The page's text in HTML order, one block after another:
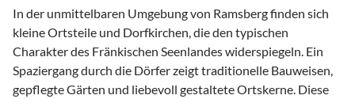
In der unmittelbaren Umgebung von Ramsberg finden sich
kleine Ortsteile und Dorfkirchen, die den typischen
Charakter des Fränkischen Seenlandes widerspiegeln. Ein
Spaziergang durch die Dörfer zeigt traditionelle Bauweisen,
gepflegte Gärten und liebevoll gestaltete Ortskerne. Diese